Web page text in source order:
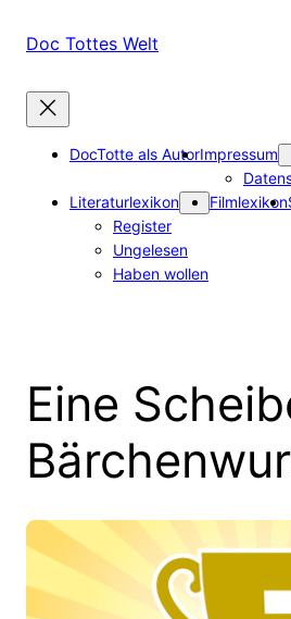
InhaltDoc Tottes Welt
DocTotte als AutorImpressum
Literaturlexikon
Register
Ungelesen
Haben wollen
Filmlexikon
Eine